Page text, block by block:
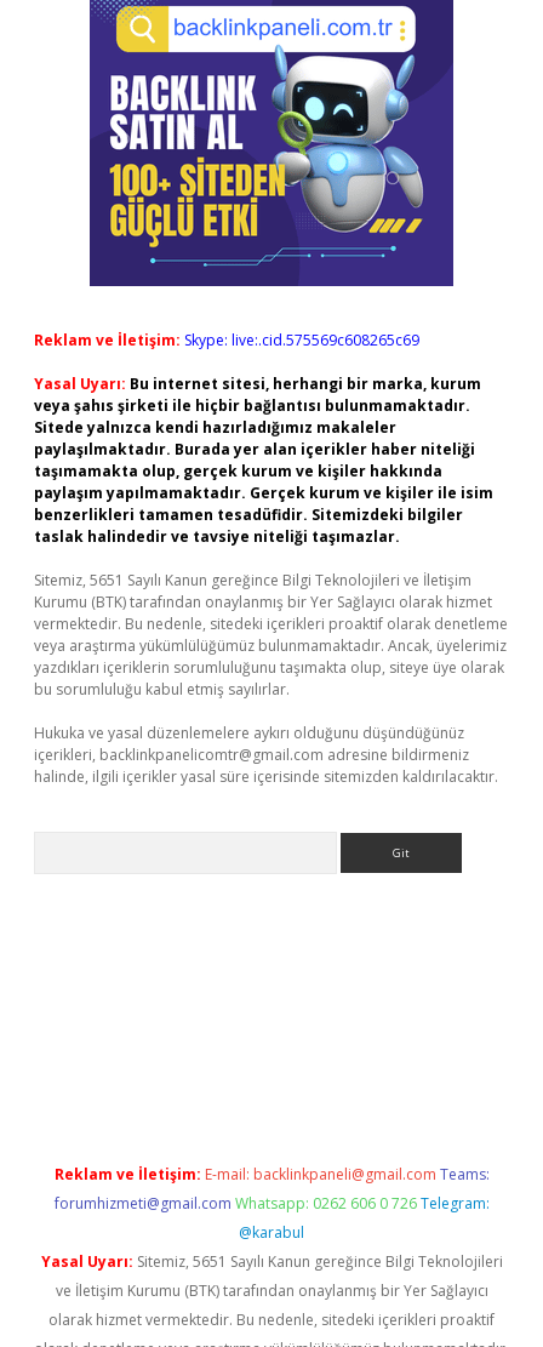
Reklam ve İletişim: Skype: live:.cid.575569c608265c69
Yasal Uyarı: Bu internet sitesi, herhangi bir marka, kurum
veya şahıs şirketi ile hiçbir bağlantısı bulunmamaktadır.
Sitede yalnızca kendi hazırladığımız makaleler
paylaşılmaktadır. Burada yer alan içerikler haber niteliği
taşımamakta olup, gerçek kurum ve kişiler hakkında
paylaşım yapılmamaktadır. Gerçek kurum ve kişiler ile isim
benzerlikleri tamamen tesadüfidir. Sitemizdeki bilgiler
taslak halindedir ve tavsiye niteliği taşımazlar.
Sitemiz, 5651 Sayılı Kanun gereğince Bilgi Teknolojileri ve İletişim
Kurumu (BTK) tarafından onaylanmış bir Yer Sağlayıcı olarak hizmet
vermektedir. Bu nedenle, sitedeki içerikleri proaktif olarak denetleme
veya araştırma yükümlülüğümüz bulunmamaktadır. Ancak, üyelerimiz
yazdıkları içeriklerin sorumluluğunu taşımakta olup, siteye üye olarak
bu sorumluluğu kabul etmiş sayılırlar.
Hukuka ve yasal düzenlemelere aykırı olduğunu düşündüğünüz
içerikleri, backlinkpanelicomtr@gmail.com adresine bildirmeniz
halinde, ilgili içerikler yasal süre içerisinde sitemizden kaldırılacaktır.
Reklam ve İletişim: E-mail: backlinkpaneli@gmail.com Teams:
forumhizmeti@gmail.com Whatsapp: 0262 606 0 726 Telegram:
@karabul
Yasal Uyarı: Sitemiz, 5651 Sayılı Kanun gereğince Bilgi Teknolojileri
ve İletişim Kurumu (BTK) tarafından onaylanmış bir Yer Sağlayıcı
olarak hizmet vermektedir. Bu nedenle, sitedeki içerikleri proaktif